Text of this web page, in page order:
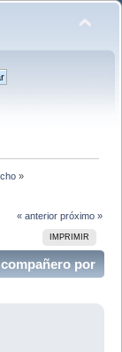
»
« anterior próximo »
IMPRIMIR
por